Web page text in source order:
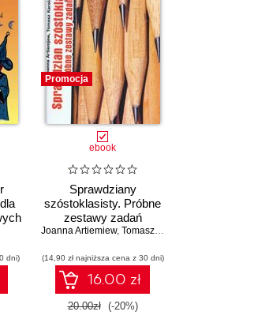
dni)
Promocja
ebook
Sprawdziany
szóstoklasisty. Próbne
zestawy zadań
Joanna Artiemiew, Tomasz Karolak
(14,90 zł najniższa cena z 30 dni)
16.00 zł
20.00zł (-20%)